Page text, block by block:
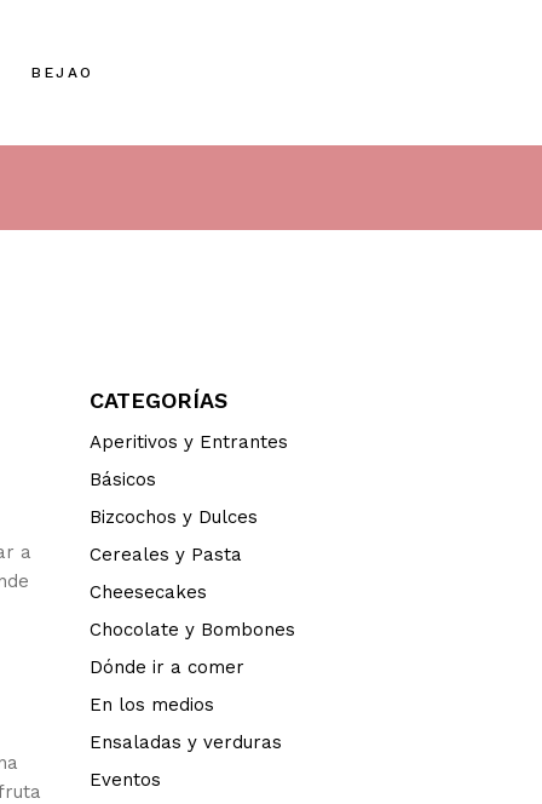
BEJAO
a
CATEGORÍAS
Aperitivos y Entrantes
Básicos
Bizcochos y Dulces
Cereales y Pasta
Cheesecakes
Chocolate y Bombones
Dónde ir a comer
En los medios
Ensaladas y verduras
Eventos